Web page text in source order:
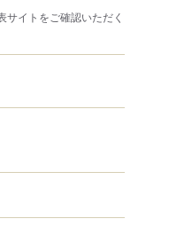
イトをご確認いただく